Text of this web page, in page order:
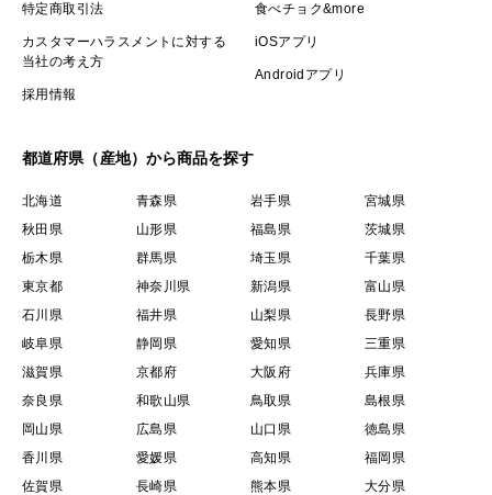
特定商取引法
カスタマーハラスメントに対する
当社の考え方
採用情報
食べチョク&more
iOSアプリ
Androidアプリ
都道府県（産地）から商品を探す
北海道 青森県 岩手県
宮城県
秋田県
山形県 福島県
茨城県
栃木県
群馬県 埼玉県
千葉県
東京都
神奈川県 新潟県
富山県
石川県
福井県 山梨県
長野県
岐阜県
静岡県 愛知県
三重県
滋賀県
京都府 大阪府
兵庫県
奈良県
和歌山県 鳥取県
島根県
岡山県
広島県 山口県
徳島県
香川県
愛媛県 高知県
福岡県
佐賀県
長崎県 熊本県 大分県